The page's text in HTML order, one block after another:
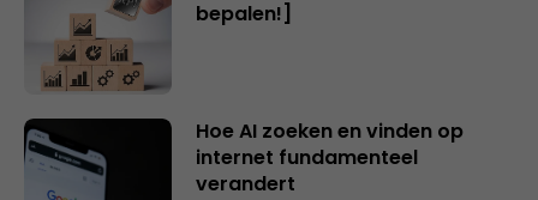
bepalen!]
Hoe AI zoeken en vinden op
internet fundamenteel
verandert